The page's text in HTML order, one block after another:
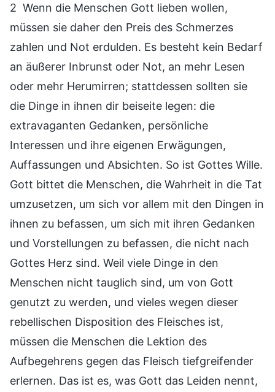
2 Wenn die Menschen Gott lieben wollen,
müssen sie daher den Preis des Schmerzes
zahlen und Not erdulden. Es besteht kein Bedarf
an äußerer Inbrunst oder Not, an mehr Lesen
oder mehr Herumirren; stattdessen sollten sie
die Dinge in ihnen dir beiseite legen: die
extravaganten Gedanken, persönliche
Interessen und ihre eigenen Erwägungen,
Auffassungen und Absichten. So ist Gottes Wille.
Gott bittet die Menschen, die Wahrheit in die Tat
umzusetzen, um sich vor allem mit den Dingen in
ihnen zu befassen, um sich mit ihren Gedanken
und Vorstellungen zu befassen, die nicht nach
Gottes Herz sind. Weil viele Dinge in den
Menschen nicht tauglich sind, um von Gott
genutzt zu werden, und vieles wegen dieser
rebellischen Disposition des Fleisches ist,
müssen die Menschen die Lektion des
Aufbegehrens gegen das Fleisch tiefgreifender
erlernen. Das ist es, was Gott das Leiden nennt,